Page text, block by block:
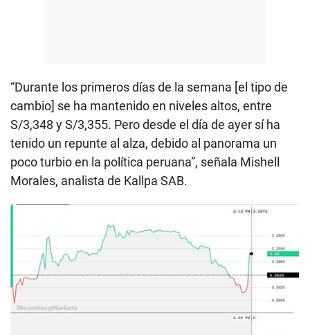
“Durante los primeros días de la semana [el tipo de
cambio] se ha mantenido en niveles altos, entre
S/3,348 y S/3,355. Pero desde el día de ayer sí ha
tenido un repunte al alza, debido al panorama un
poco turbio en la política peruana”, señala Mishell
Morales, analista de Kallpa SAB.